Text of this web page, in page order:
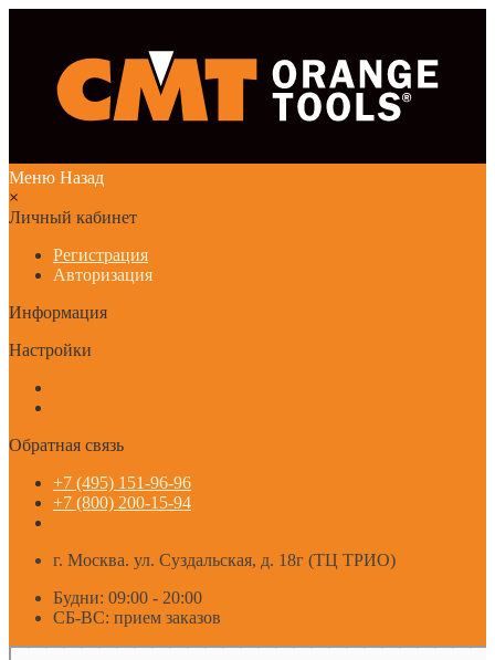
Меню Назад
×
Личный кабинет
Регистрация
Авторизация
Информация
Настройки
Обратная связь
+7 (495) 151-96-96
+7 (800) 200-15-94
г. Москва. ул. Суздальская, д. 18г (ТЦ ТРИО)
Будни: 09:00 - 20:00
СБ-ВС: прием заказов